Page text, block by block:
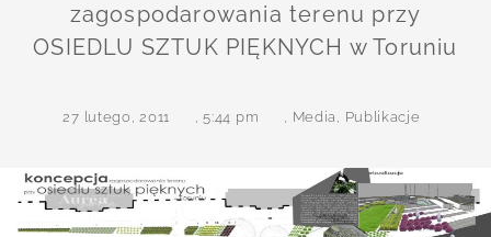
zagospodarowania terenu przy
OSIEDLU SZTUK PIĘKNYCH w Toruniu
27 lutego, 2011 , 5:44 pm , Media, Publikacje